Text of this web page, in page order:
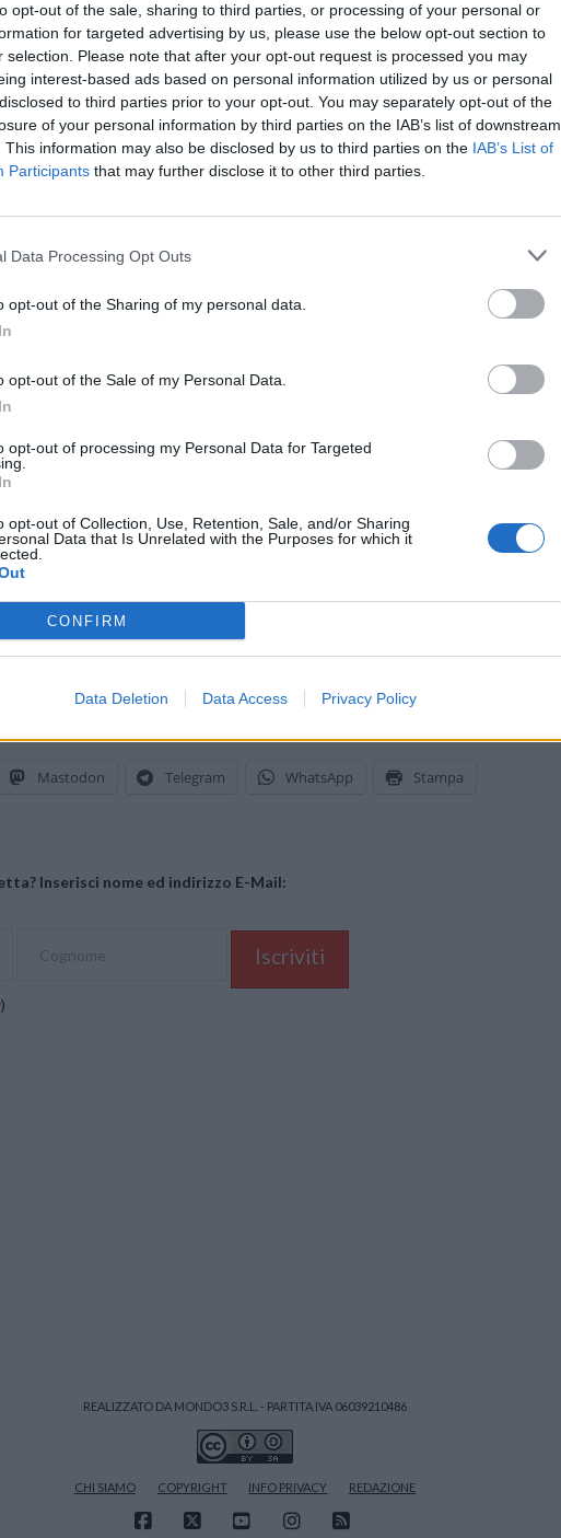
opt-out of the sale, sharing to third parties, or processing of your personal or
for targeted advertising by us, please use the below opt-out section to
selection. Please note that after your opt-out request is processed you may
interest-based ads based on personal information utilized by us or personal
to third parties prior to your opt-out. You may separately opt-out of the
of your personal information by third parties on the IAB’s list of downstream
This information may also be disclosed by us to third parties on the IAB’s List of
Participants that may further disclose it to other third parties.
Data Processing Opt Outs
opt-out of the Sharing of my personal data.
opt-out of the Sale of my Personal Data.
opt-out of processing my Personal Data for Targeted
opt-out of Collection, Use, Retention, Sale, and/or Sharing
Data that Is Unrelated with the Purposes for which it
CONFIRM
Data Deletion Data Access Privacy Policy
dal browser in maniera completamente trasparente.
lavoro full-time dietro questo progetto è la nostalgia; Il profondo
C6 un piccolo salto indietro nel tempo.
quotidianità. Il progetto è ovviamente
abbiamo perso quella leggerezza unica del
chi volevano, e magari scoprire lati di noi del tutto nuovi.
rende
all’
di ricercare persone proprio grazie a questi interessi.
di parlare di cinema con un appassionato per ore, arricchirsi
casa nostra.
Mastodon Telegram WhatsApp Stampa
Inserisci nome ed indirizzo E-Mail:
)
REALIZZATO DA MONDO3 S.R.L. - PARTITA IVA 06039210486
CHI SIAMO COPYRIGHT INFO PRIVACY REDAZIONE